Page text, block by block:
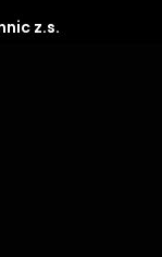
z.s.